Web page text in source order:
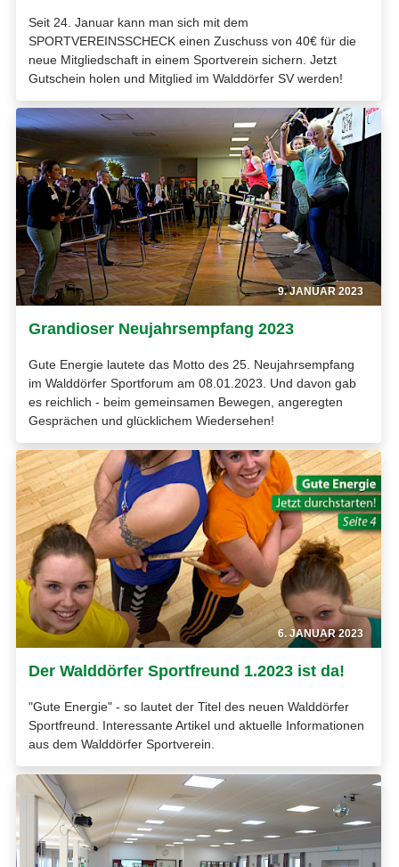
Seit 24. Januar kann man sich mit dem
SPORTVEREINSSCHECK einen Zuschuss von 40€ für die
neue Mitgliedschaft in einem Sportverein sichern. Jetzt
Gutschein holen und Mitglied im Walddörfer SV werden!
9. JANUAR 2023
Grandioser Neujahrsempfang 2023
Gute Energie lautete das Motto des 25. Neujahrsempfang
im Walddörfer Sportforum am 08.01.2023. Und davon gab
es reichlich - beim gemeinsamen Bewegen, angeregten
Gesprächen und glücklichem Wiedersehen!
6. JANUAR 2023
Der Walddörfer Sportfreund 1.2023 ist da!
"Gute Energie" - so lautet der Titel des neuen Walddörfer
Sportfreund. Interessante Artikel und aktuelle Informationen
aus dem Walddörfer Sportverein.